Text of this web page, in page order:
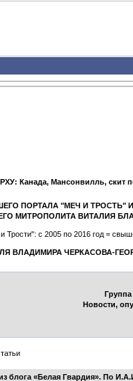
Канада, Мансонвилль, скит
ПОРТАЛА "МЕЧ И ТРОСТЬ"
МИТРОПОЛИТА ВИТАЛИЯ
Трости": с 2005 по 2016 год =
ВЛАДИМИРА ЧЕРКАСОВА-
Новости,
блога «Белая Гвардия». По